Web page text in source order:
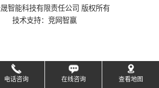
智能科技有限责任公司 版权所有
技术支持： 竞网智赢
电话咨询 在线咨询 查看地图